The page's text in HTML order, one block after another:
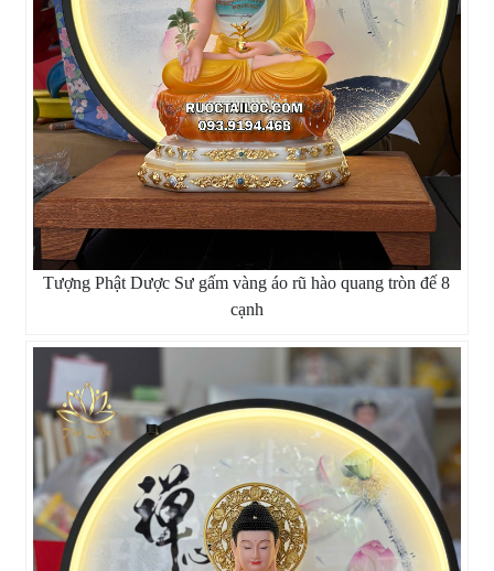
Tượng Phật Dược Sư gấm vàng áo rũ hào quang tròn đế 8
cạnh